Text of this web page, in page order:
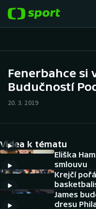
Hokej
Cyklistika
DALŠÍ SPORTY
Americký fotbal
NEPŘEHLÉDNĚTE
Fenerbahce si
Budučností
20. 3. 2019
Videa k tématu
Eliška
smlouvu
Krejčí
James
dresu